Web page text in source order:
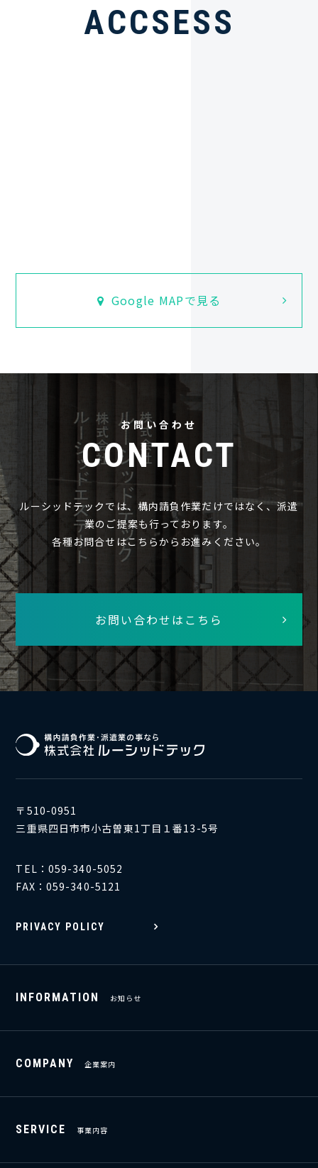
ACCSESS
Google MAPで見る
お問い合わせ
CONTACT
ルーシッドテックでは、構内請負作業だけではなく、派遣
業のご提案も行っております。
各種お問合せはこちらからお進みください。
お問い合わせはこちら
〒510-0951
三重県四日市市小古曽東1丁目１番13-5号
TEL：059-340-5052
FAX：059-340-5121
PRIVACY POLICY
INFORMATION お知らせ
COMPANY 企業案内
SERVICE 事業内容